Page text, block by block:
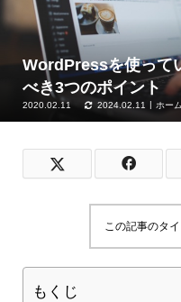
WordPressを使って
べき3つのポイント
2020.02.11 2024.02.11 ホー
この記事のタ
もくじ